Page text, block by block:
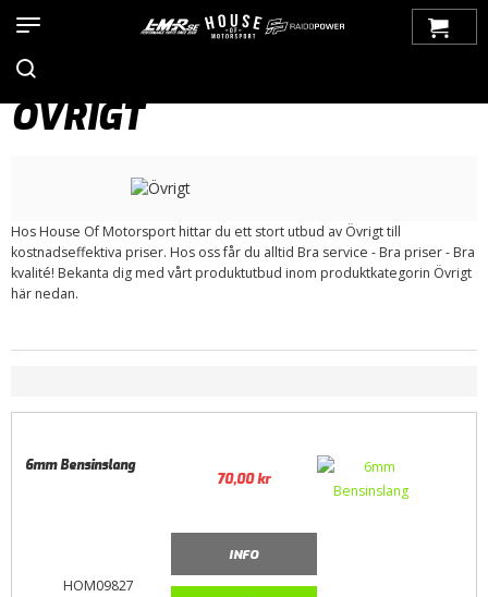
Bränslesystem
ÖVRIGT
Hos House Of Motorsport hittar du ett stort utbud av Övrigt till
kostnadseffektiva priser. Hos oss får du alltid Bra service - Bra priser - Bra
kvalité! Bekanta dig med vårt produktutbud inom produktkategorin Övrigt
här nedan.
HOM09827
6mm Bensinslang
70,00kr
INFO